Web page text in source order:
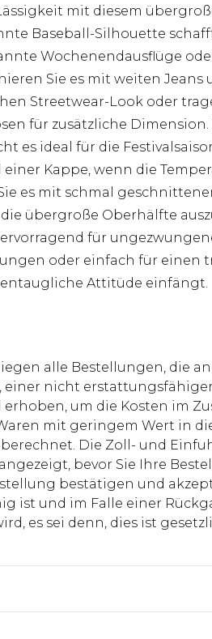
mit diesem
Baseball-Silhouette
Wochenendausflüge
Sie es mit weiten Jeans
Streetwear-Look oder
für zusätzliche Dimension.
es ideal für die
Kappe, wenn die
es mit schmal
übergroße Oberhälfte
für
oder einfach für einen
Attitüde einfängt.
alle Bestellungen, die an
einer nicht
um die Kosten im
mit geringem Wert in
Die Zoll- und
bevor Sie Ihre
bestätigen und
ist und im Falle einer
es sei denn, dies ist